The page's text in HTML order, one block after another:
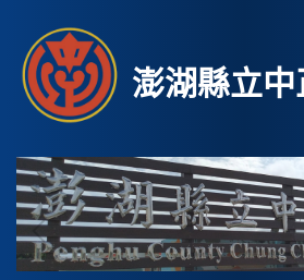
主
要
區
澎湖縣立